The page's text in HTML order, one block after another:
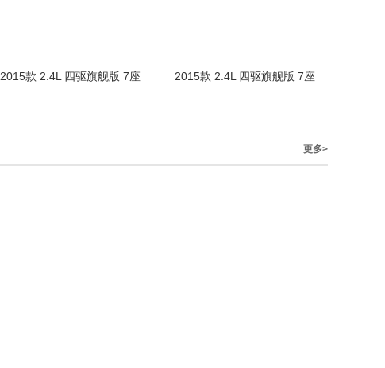
2015款 2.4L 四驱旗舰版 7座 2015款 2.4L 四驱旗舰版 7座
更多>